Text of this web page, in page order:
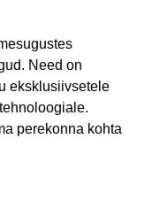
Need on
eksklusiivsetele
perekonna kohta